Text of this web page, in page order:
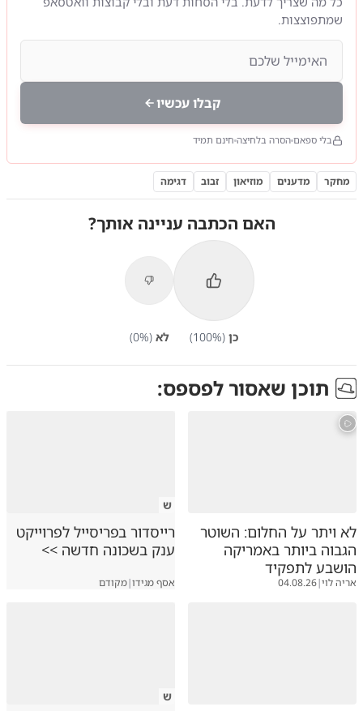
שמתפוצצות.
קבלו עכשיו
בלי ספאם הסרה בלחיצה חינם תמיד
מחקר מדענים מוזיאון זבוב דגימה
האם הכתבה עניינה אותך?
כן (
100%) לא (
0%)
תוכן שאסור לפספס:
לא ויתר על החלום: השוטר
הגבוה ביותר באמריקה
הושבע לתפקיד
אריה לוי|
04.08.26
ש
רייסדור בפריסייל לפרוייקט
ענק בשכונה חדשה >>
אסף מגידו|מקודם
ש